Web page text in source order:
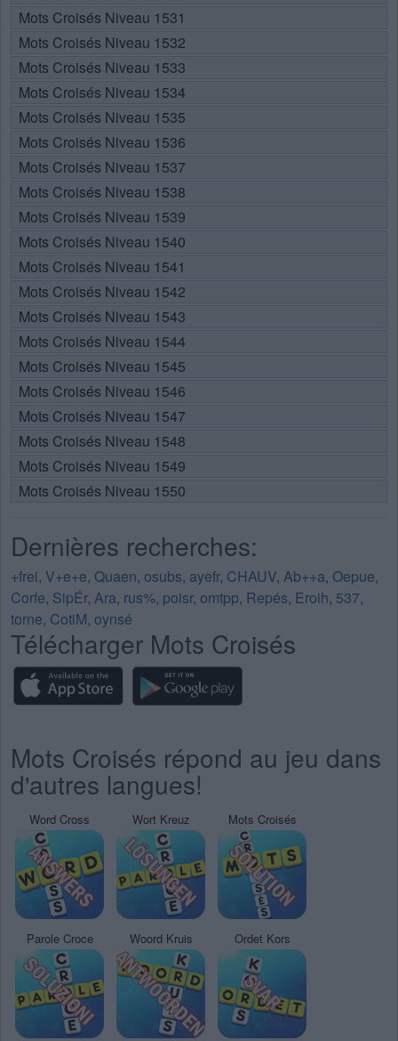
Mots Croisés Niveau 1531
Mots Croisés Niveau 1532
Mots Croisés Niveau 1533
Mots Croisés Niveau 1534
Mots Croisés Niveau 1535
Mots Croisés Niveau 1536
Mots Croisés Niveau 1537
Mots Croisés Niveau 1538
Mots Croisés Niveau 1539
Mots Croisés Niveau 1540
Mots Croisés Niveau 1541
Mots Croisés Niveau 1542
Mots Croisés Niveau 1543
Mots Croisés Niveau 1544
Mots Croisés Niveau 1545
Mots Croisés Niveau 1546
Mots Croisés Niveau 1547
Mots Croisés Niveau 1548
Mots Croisés Niveau 1549
Mots Croisés Niveau 1550
Dernières recherches:
+frei, V+e+e, Quaen, osubs, ayefr, CHAUV, Ab++a, Oepue,
Corfe, SipÉr, Ara, rus%, poisr, omtpp, Repés, Eroih, 537,
torne, CotiM, oynsé
Télécharger Mots Croisés
Mots Croisés répond au jeu dans
d'autres langues!
Word Cross Wort Kreuz Mots Croisés
Parole Croce Woord Kruis Ordet Kors